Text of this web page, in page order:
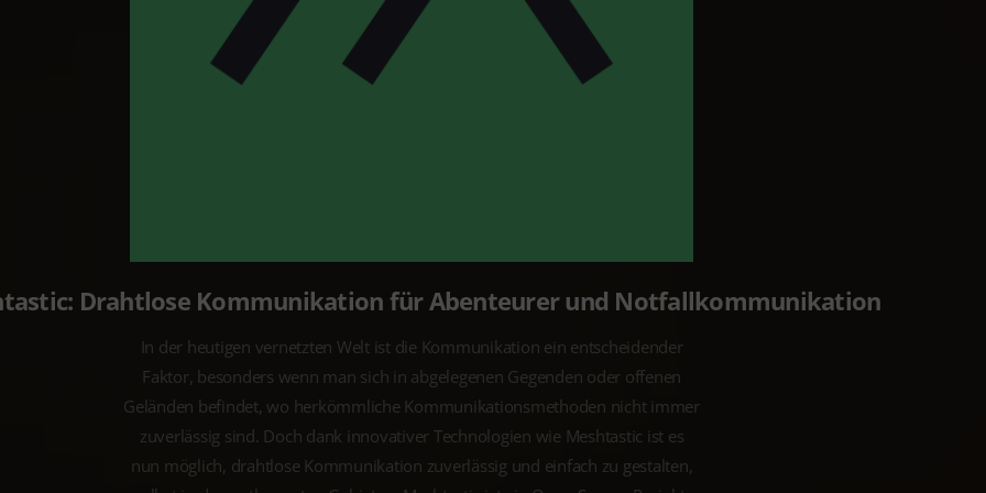
Drahtlose Kommunikation für Abenteurer und Notfallkommunikation
In der heutigen vernetzten Welt ist die Kommunikation ein entscheidender
Faktor, besonders wenn man sich in abgelegenen Gegenden oder offenen
Geländen befindet, wo herkömmliche Kommunikationsmethoden nicht immer
zuverlässig sind. Doch dank innovativer Technologien wie Meshtastic ist es
nun möglich, drahtlose Kommunikation zuverlässig und einfach zu gestalten,